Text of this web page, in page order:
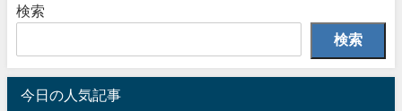
検索
検索
今日の人気記事